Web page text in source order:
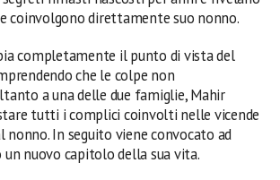
coinvolgono direttamente suo nonno.
completamente il punto di vista del
che le colpe non
a una delle due famiglie, Mahir
tutti i complici coinvolti nelle vicende
In seguito viene convocato ad
un nuovo capitolo della sua vita.